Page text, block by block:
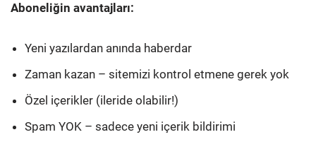
Aboneliğin avantajları:
Yeni yazılardan anında haberdar
Zaman kazan – sitemizi kontrol etmene gerek yok
Özel içerikler (ileride olabilir!)
Spam YOK – sadece yeni içerik bildirimi